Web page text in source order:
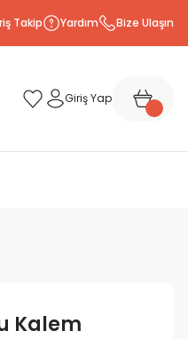
Takip Yardım Bize Ulaşın
Giriş Yap
Kalem